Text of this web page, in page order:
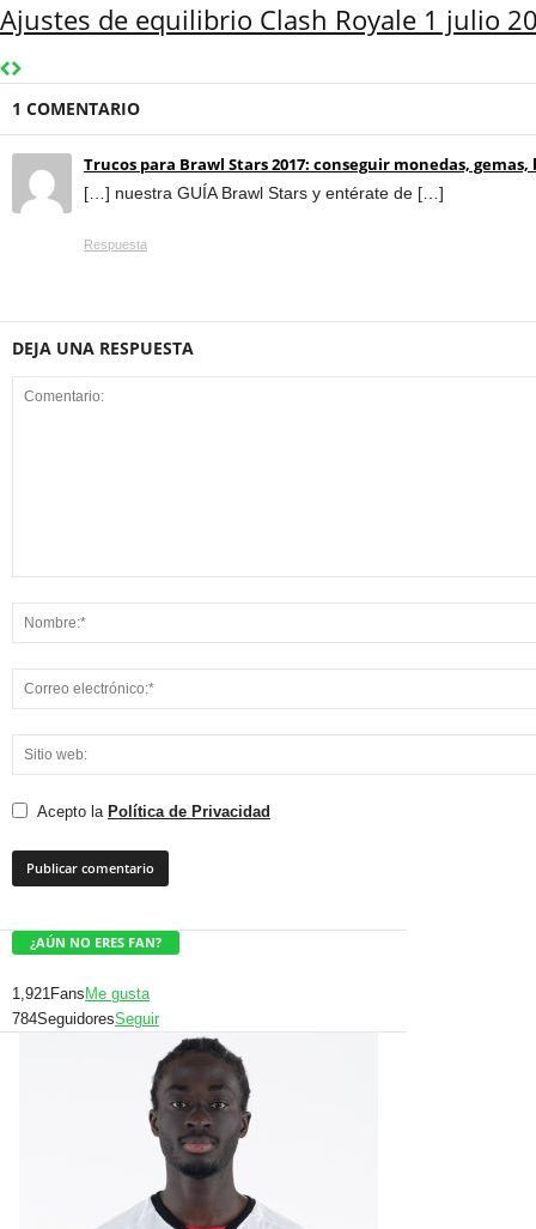
Ajustes de equilibrio Clash Royale 1 julio
1 COMENTARIO
Trucos para Brawl Stars 2017: conseguir monedas, gemas,
[…] nuestra GUÍA Brawl Stars y entérate de […]
Respuesta
DEJA UNA RESPUESTA
Acepto la Política de Privacidad
¿AÚN NO ERES FAN?
1,921Fans Me gusta
784SeguidoresSeguir